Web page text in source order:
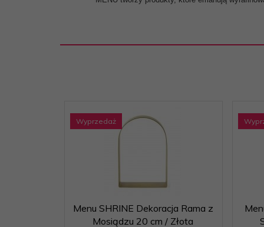
Wyprzedaż
Menu SHRINE Dekoracja Rama z
Mosiądzu 20 cm / Złota